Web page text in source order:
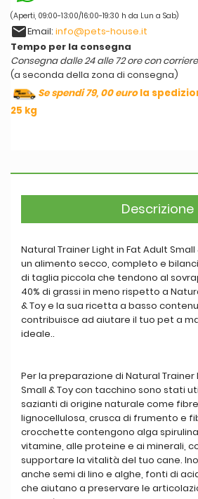
(Aperti, 09:00-13:00/16:00-19:30 h da Lun a Sab)
emailEmail: info@pets-house.it
Tempo per la consegna
Consegna dalle 24 alle 72 ore con corriere
(a seconda della zona di consegna)
Se spendi 79, 00 eurola
25 kg
Descrizione
Natural Trainer Light in Fat Adult
un alimento secco, completo e
di taglia piccola che tendono al
40% di grassi in meno rispetto a
& Toy e la sua ricetta a basso
contribuisce ad aiutare il tuo pet a
ideale..
Per la preparazione di Natural Trainer
Small & Toy con tacchino sono stati
sazianti di origine naturale come
lignocellulosa, crusca di frumento e
crocchette contengono alga
vitamine, alle proteine e ai minerali,
supportare la vitalità del tuo cane.
anche semi di lino e alghe, fonti di
che aiutano a preservare le